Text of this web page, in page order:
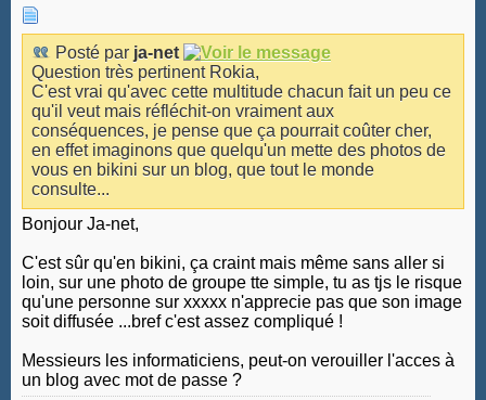
Posté par ja-net
Question très pertinent Rokia,
C'est vrai qu'avec cette multitude chacun fait un peu ce
qu'il veut mais réfléchit-on vraiment aux
conséquences, je pense que ça pourrait coûter cher,
en effet imaginons que quelqu'un mette des photos de
vous en bikini sur un blog, que tout le monde
consulte...
Bonjour Ja-net,
C'est sûr qu'en bikini, ça craint mais même sans aller si
loin, sur une photo de groupe tte simple, tu as tjs le risque
qu'une personne sur xxxxx n'apprecie pas que son image
soit diffusée ...bref c'est assez compliqué !
Messieurs les informaticiens, peut-on verouiller l'acces à
un blog avec mot de passe ?